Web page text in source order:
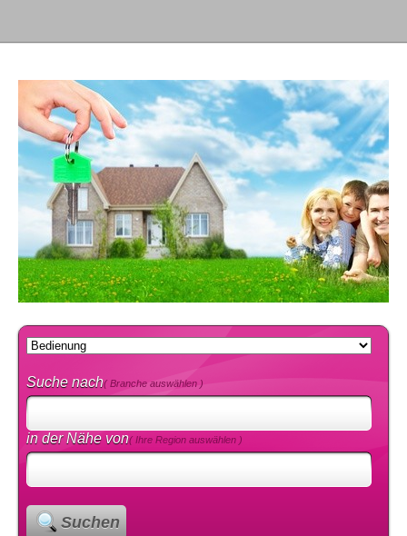
Suche nach( Branche auswählen )
in der Nähe von( Ihre Region auswählen )
Suchen